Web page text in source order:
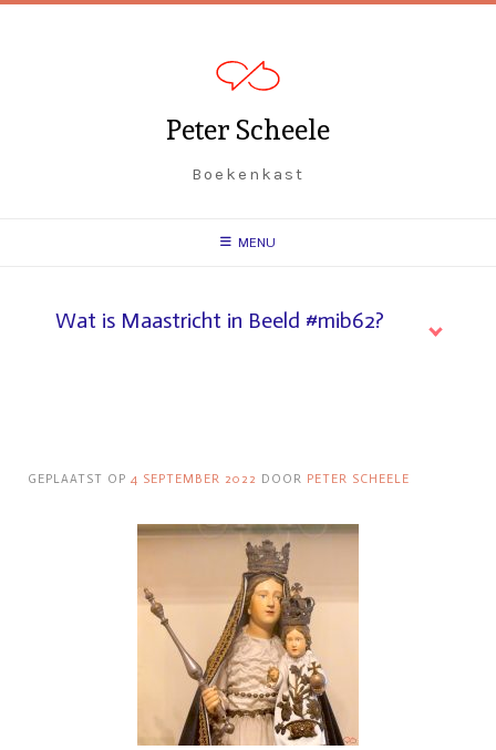
Peter Scheele
Boekenkast
MENU
Wat is Maastricht in Beeld #mib62?
GEPLAATST OP 4 SEPTEMBER 2022 DOOR PETER SCHEELE